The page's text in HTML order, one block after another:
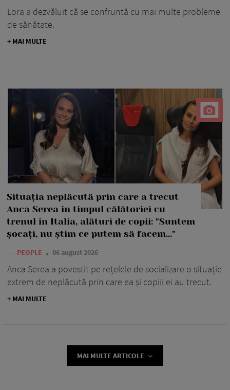
Lora a dezvăluit că se confruntă cu mai multe probleme
de sănătate.
+ MAI MULTE
Situația neplăcută prin care a trecut
Anca Serea în timpul călătoriei cu
trenul în Italia, alături de copii: "Suntem
șocați, nu știm ce putem să facem..."
— PEOPLE 06 august 2026
Anca Serea a povestit pe rețelele de socializare o situație
extrem de neplăcută prin care ea și copiii ei au trecut.
+ MAI MULTE
MAI MULTE ARTICOLE